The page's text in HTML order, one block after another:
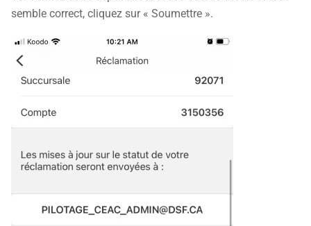
semble correct, cliquez sur « Soumettre ».